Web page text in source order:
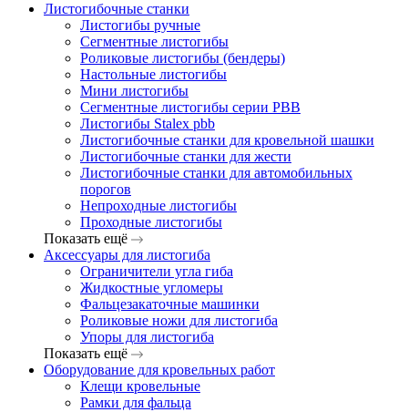
Листогибочные станки
Листогибы ручные
Сегментные листогибы
Роликовые листогибы (бендеры)
Настольные листогибы
Мини листогибы
Сегментные листогибы серии PBB
Листогибы Stalex pbb
Листогибочные станки для кровельной шашки
Листогибочные станки для жести
Листогибочные станки для автомобильных
порогов
Непроходные листогибы
Проходные листогибы
Показать ещё
Аксессуары для листогиба
Ограничители угла гиба
Жидкостные угломеры
Фальцезакаточные машинки
Роликовые ножи для листогиба
Упоры для листогиба
Показать ещё
Оборудование для кровельных работ
Клещи кровельные
Рамки для фальца